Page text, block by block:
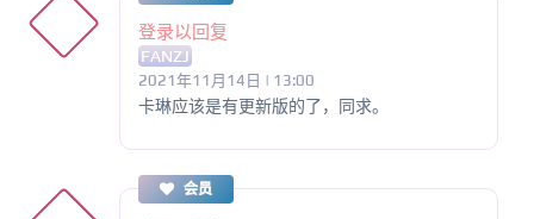
登录以回复
FANZJ
2021年11月14日 | 13:00
卡琳应该是有更新版的了，同求。
会员